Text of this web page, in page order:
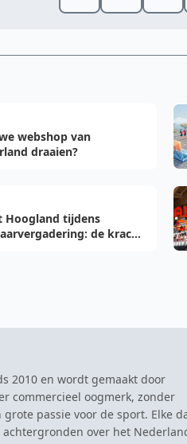
webshop van
draaien?
Hoogland tijdens
de kracht
2010 en wordt gemaakt door
commercieel oogmerk, zonder
passie voor de sport. Elke
over het